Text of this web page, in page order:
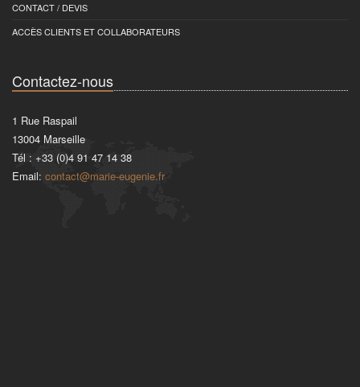
CONTACT / DEVIS
ACCÈS CLIENTS ET COLLABORATEURS
Contactez-nous
1 Rue Raspail
13004 Marseille
Tél : +33 (0)4 91 47 14 38
Email: contact@marie-eugenie.fr